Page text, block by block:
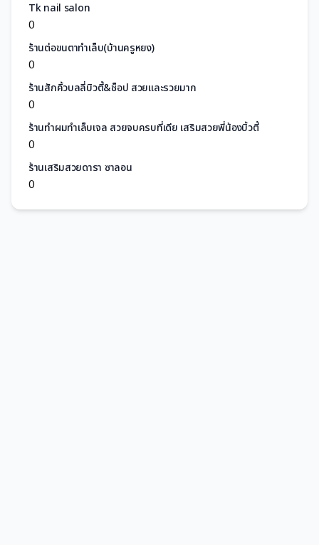
Tk nail salon
0
ร้านต่อขนตาทำเล็บ(บ้านครูหยง)
0
ร้านสักคิ้วบลลี่บิวตี้&ช็อป สวยและรวยมาก
0
ร้านทำผมทำเล็บเจล สวยจบครบที่เดีย เสริมสวยพี่น้องบิ้วตี้
0
ร้านเสริมสวยดารา ซาลอน
0